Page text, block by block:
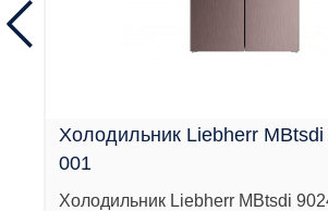
Холодильник Liebherr
001
Холодильник Liebherr MBtsdi